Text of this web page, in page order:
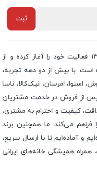
از سال ۱۳۸۲ فعالیت خود را آغاز کرده و از
شده است. با بیش از دو دهه تجربه،
اسنوا، امرسان، نیک‌کالا، ناسا
پس از فروش در خدمت مشتریان
کیفیت و احترام به مشتری،
فراهم می‌کند. ما همچنین برند
و آماده‌ایم تا با ارسال سریع،
همیشگی خانه‌های ایرانی